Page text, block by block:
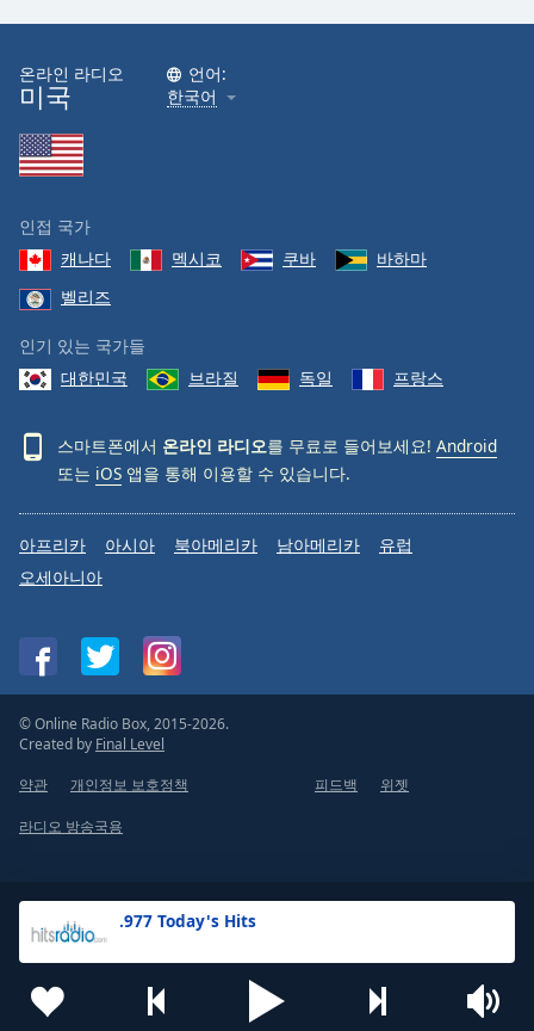
.977 Today's Hits
온라인 라디오
미국
언어:
한국어
인접 국가
캐나다
멕시코 쿠바
바하마
벨리즈
인기 있는 국가들
대한민국
브라질 독일 프랑스
스마트폰에서 온라인 라디오를 무료로 들어보세요! Android
또는 iOS 앱을 통해 이용할 수 있습니다.
아프리카 아시아 북아메리카 남아메리카
유럽
오세아니아
© Online Radio Box, 2015-2026.
Created by Final Level
약관
개인정보 보호정책 피드백 위젯
라디오 방송국용